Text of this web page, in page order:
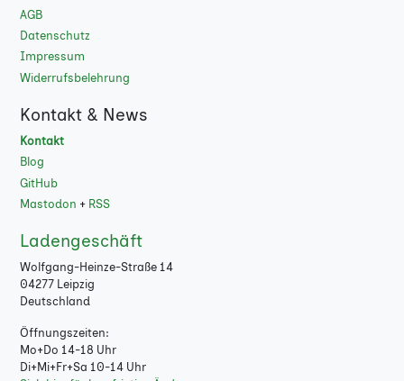
AGB
Datenschutz
Impressum
Widerrufsbelehrung
Kontakt & News
Kontakt
Blog
GitHub
Mastodon + RSS
Ladengeschäft
Wolfgang-Heinze-Straße 14
04277 Leipzig
Deutschland
Öffnungszeiten:
Mo+Do 14-18 Uhr
Di+Mi+Fr+Sa 10-14 Uhr